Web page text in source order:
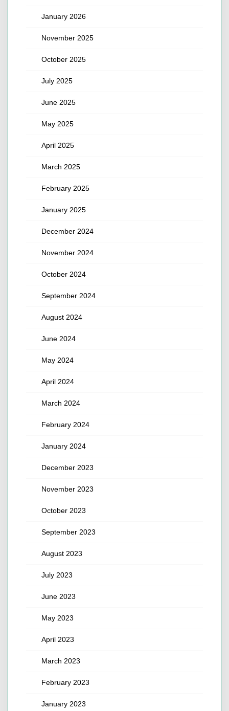
January 2026
November 2025
October 2025
July 2025
June 2025
May 2025
April 2025
March 2025
February 2025
January 2025
December 2024
November 2024
October 2024
September 2024
August 2024
June 2024
May 2024
April 2024
March 2024
February 2024
January 2024
December 2023
November 2023
October 2023
September 2023
August 2023
July 2023
June 2023
May 2023
April 2023
March 2023
February 2023
January 2023